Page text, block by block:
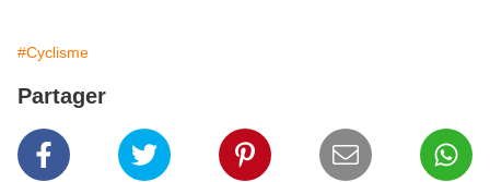
#Cyclisme
Partager